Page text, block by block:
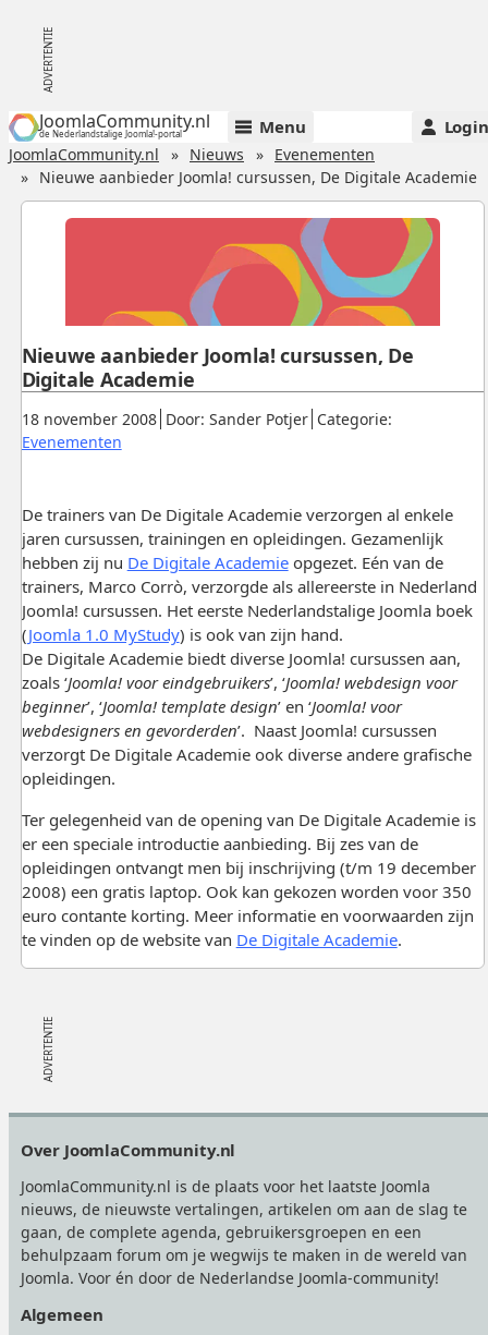
JoomlaCommunity.nl
de Nederlandstalige Joomla!-portal Menu Login
JoomlaCommunity.nl Nieuws
Evenementen
Nieuwe aanbieder Joomla! cursussen, De Digitale Academie
Gepubliceerd:
18 november 2008. Door: Sander Potjer. Categorie:
Evenementen.
Nieuwe aanbieder Joomla! cursussen, De
Digitale Academie
De trainers van De Digitale Academie verzorgen al enkele
jaren cursussen, trainingen en opleidingen. Gezamenlijk
hebben zij nu De Digitale Academieopgezet. Eén van de
trainers, Marco Corrò, verzorgde als allereerste in Nederland
Joomla! cursussen. Het eerste Nederlandstalige Joomla boek
(Joomla 1.0 MyStudy) is ook van zijn hand.
De Digitale Academie biedt diverse Joomla! cursussen aan,
zoals ‘Joomla! voor eindgebruikers’, ‘Joomla! webdesign voor
beginner’, ‘Joomla! template design’ en ‘Joomla! voor
webdesigners en gevorderden’. Naast Joomla! cursussen
verzorgt De Digitale Academie ook diverse andere grafische
opleidingen.
Ter gelegenheid van de opening van De Digitale Academie is
er een speciale introductie aanbieding. Bij zes van de
opleidingen ontvangt men bij inschrijving (t/m 19 december
2008) een gratis laptop. Ook kan gekozen worden voor 350
euro contante korting. Meer informatie en voorwaarden zijn
te vinden op de website van De Digitale Academie.
Over JoomlaCommunity.nl
JoomlaCommunity.nl is de plaats voor het laatste Joomla
nieuws, de nieuwste vertalingen, artikelen om aan de slag te
gaan, de complete agenda, gebruikersgroepen en een
behulpzaam forum om je wegwijs te maken in de wereld van
Joomla. Voor én door de Nederlandse Joomla-community!
Algemeen